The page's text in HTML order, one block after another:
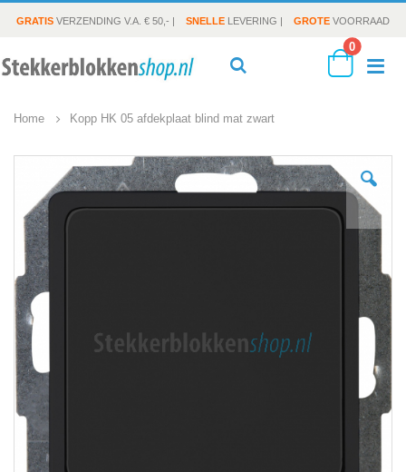
GRATIS VERZENDING V.A. € 50,- | SNELLE LEVERING | GROTE VOORRAAD
Cart
0
Home Kopp HK 05 afdekplaat blind mat zwart
einde
van
afbeeldingen-
gallerij